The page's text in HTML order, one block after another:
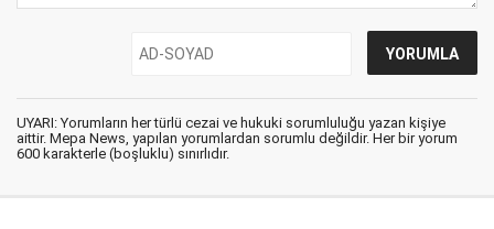
UYARI: Yorumların her türlü cezai ve hukuki sorumluluğu yazan kişiye
aittir. Mepa News, yapılan yorumlardan sorumlu değildir. Her bir yorum
600 karakterle (boşluklu) sınırlıdır.